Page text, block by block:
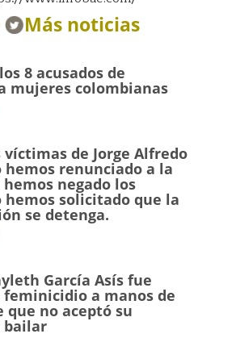
Más noticias
8 acusados de
mujeres colombianas
víctimas de Jorge Alfredo
hemos renunciado a la
negado los
hemos solicitado que la
se detenga.
García Asís fue
a manos de
que no aceptó su
bailar